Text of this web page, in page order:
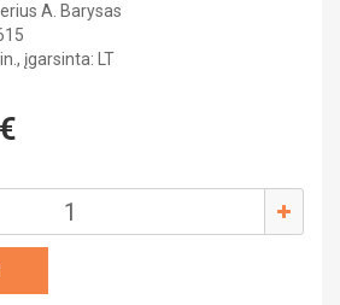
A. Barysas
įgarsinta: LT
€